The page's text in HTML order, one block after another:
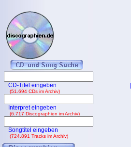
CD-Titel eingeben
(51.694 CDs im Archiv)
Interpret eingeben
(6.717 Discographien im Archiv)
Songtitel eingeben
(724.891 Tracks im Archiv)